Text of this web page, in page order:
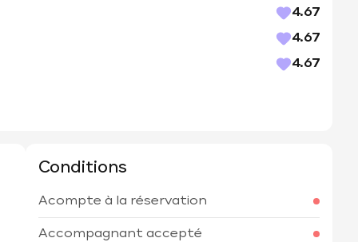
4.67
4.67
4.67
Conditions
Acompte à la réservation
Accompagnant accepté